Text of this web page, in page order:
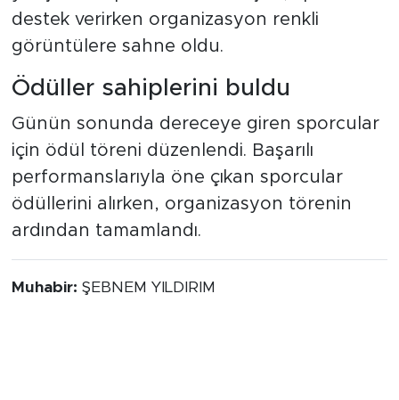
destek verirken organizasyon renkli
görüntülere sahne oldu.
Ödüller sahiplerini buldu
Günün sonunda dereceye giren sporcular
için ödül töreni düzenlendi. Başarılı
performanslarıyla öne çıkan sporcular
ödüllerini alırken, organizasyon törenin
ardından tamamlandı.
Muhabir: ŞEBNEM YILDIRIM